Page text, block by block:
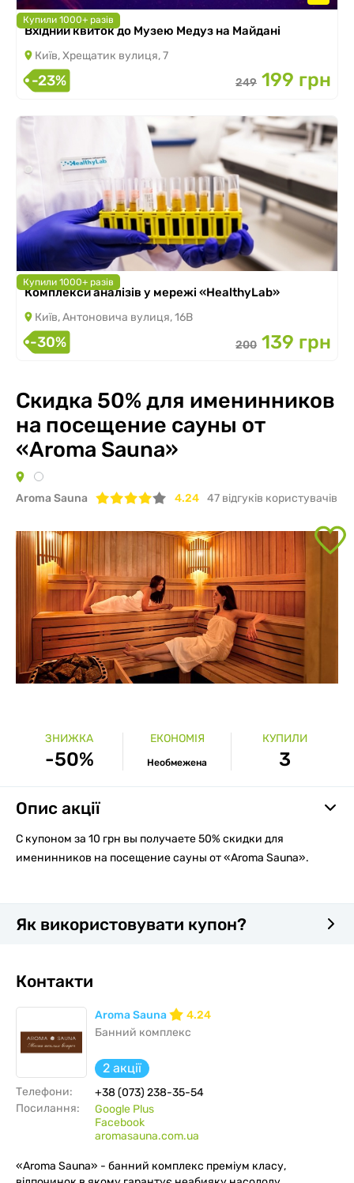
Купили 1000+ разів
Вхідний квиток до Музею Медуз на Майдані
Київ, Хрещатик вулиця, 7
-23% 249 199 грн
Купили 1000+ разів
Комплекси аналізів у мережі «HealthyLab»
Київ, Антоновича вулиця, 16В
-30% 200 139 грн
Скидка 50% для именинников
на посещение сауны от
«Aroma Sauna»
Aroma Sauna 4.24 47 відгуків користувачів
ЗНИЖКА
-50%
ЕКОНОМІЯ
Необмежена
КУПИЛИ
3
Опис акції
С купоном за 10 грн вы получаете 50% скидки для
именинников на посещение сауны от «Aroma Sauna».
Як використовувати купон?
Контакти
Aroma Sauna
4.24
Банний комплекс
2 акції
Телефони:
+38 (073) 238-35-54
Посилання:
Google Plus
Facebook
aromasauna.com.ua
«Aroma Sauna» - банний комплекс преміум класу,